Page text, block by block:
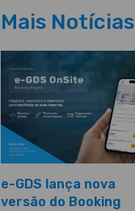
Mais Notícias
e-GDS lança nova
versão do Booking